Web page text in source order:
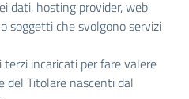
dati, hosting provider, web
soggetti che svolgono servizi
incaricati per fare valere
del Titolare nascenti dal